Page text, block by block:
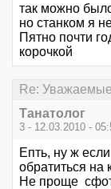
так можно
но станком я
Пятно почти
корочкой
Re:
Танатолог
3 - 12.03.2010 -
Епть, ну ж
обратиться на
Не проще